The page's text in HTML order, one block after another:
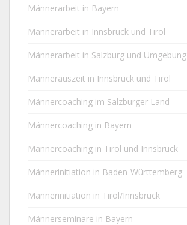
Männerarbeit in Bayern
Männerarbeit in Innsbruck und Tirol
Männerarbeit in Salzburg und Umgebung
Männerauszeit in Innsbruck und Tirol
Männercoaching im Salzburger Land
Männercoaching in Bayern
Männercoaching in Tirol und Innsbruck
Männerinitiation in Baden-Württemberg
Männerinitiation in Tirol/Innsbruck
Männerseminare in Bayern